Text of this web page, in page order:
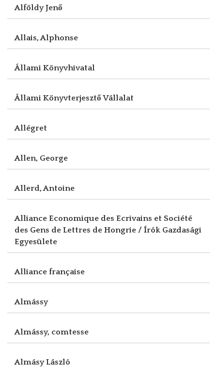
Alföldy Jenő
Allais, Alphonse
Állami Könyvhivatal
Állami Könyvterjesztő Vállalat
Allégret
Allen, George
Allerd, Antoine
Alliance Economique des Ecrivains et Société
des Gens de Lettres de Hongrie / Írók Gazdasági
Egyesülete
Alliance française
Almássy
Almássy, comtesse
Almásy László